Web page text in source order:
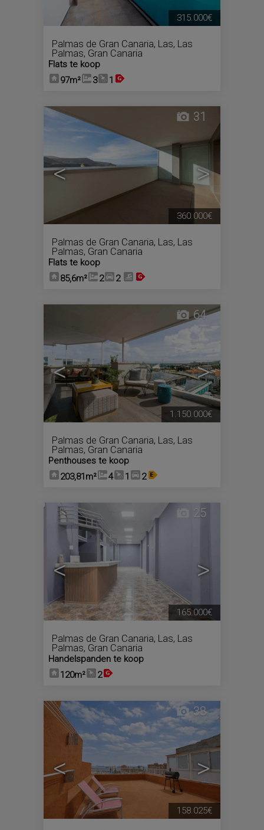
Palmas de Gran Canaria, Las, Las
Palmas, Gran Canaria
Flats te koop
97m²
3 1
315.000€
< >
31
Palmas de Gran Canaria, Las, Las
Palmas, Gran Canaria
Flats te koop
85,6m²
2 2
360.000€
< >
64
Palmas de Gran Canaria, Las, Las
Palmas, Gran Canaria
Penthouses te koop
203,81m²
4 1 2
1.150.000€
< >
25
Palmas de Gran Canaria, Las, Las
Palmas, Gran Canaria
Handelspanden te koop
120m²
2
165.000€
< >
38
158.025€